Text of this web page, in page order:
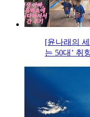
[윤나래의
는 50대’ 취